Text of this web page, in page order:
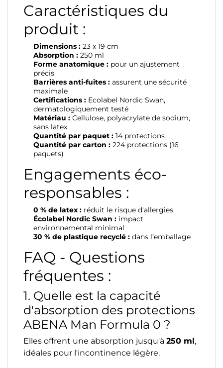
Caractéristiques du
produit :
Dimensions : 23 x 19 cm
Absorption : 250 ml
Forme anatomique : pour un ajustement
précis
Barrières anti-fuites : assurent une sécurité
maximale
Certifications : Ecolabel Nordic Swan,
dermatologiquement testé
Matériau : Cellulose, polyacrylate de sodium,
sans latex
Quantité par paquet : 14 protections
Quantité par carton : 224 protections (16
paquets)
Engagements éco-
responsables :
0 % de latex : réduit le risque d'allergies
Écolabel Nordic Swan : impact
environnemental minimal
30 % de plastique recyclé : dans l’emballage
FAQ - Questions
fréquentes :
1. Quelle est la capacité
d'absorption des protections
ABENA Man Formula 0 ?
Elles offrent une absorption jusqu'à 250 ml,
idéales pour l'incontinence légère.